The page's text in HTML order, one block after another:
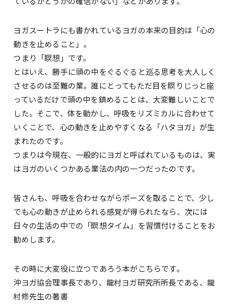
ヨガスートラにも書かれているヨガの本来の目的は「心の
動きを止めること」。
つまり「瞑想」です。
とはいえ、勝手に頭の中をぐるぐると巡る思考を大人しく
させるのは至難の業。誰にとってもただ目を瞑りじっと座
っているだけで頭の中を鎮めることは、大変難しいことで
した。そこで、体を動かし、呼吸をリズミカルに合わせて
いくことで、心の動きを止めやすくなる「ハタヨガ」が生
まれたのです。
つまりは今現在、一般的にヨガと呼ばれているものは、実
はヨガのいくつかある業法の内の一つだったのです。
皆さんも、呼吸を合わせながらポーズを取ることで、少し
でも心の動きが止められる感覚が得られたなら、次には
日々の生活の中での「瞑想タイム」を習慣付けることをお
勧めします。
その時に大変役に立つであろう本がこちらです。
沖ヨガ協会理事長であり、龍村ヨガ研究所所長である、龍
村修先生の著書